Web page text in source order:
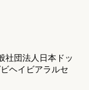
社団法人日本ドッ
ヘイビアラルセ